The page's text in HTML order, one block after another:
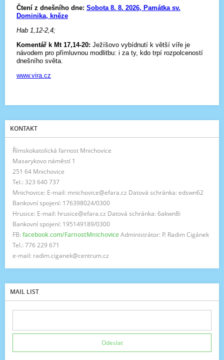
KONTAKT
Římskokatolická farnost Mnichovice
Masarykovo náměstí 1
251 64 Mnichovice
Tel.: 323 640 737
Mnichovice: E-mail: mnichovice@efara.cz Datová schránka: edswn62
Bankovní spojení: 176398024/0300
Hrusice: E-mail: hrusice@efara.cz Datová schránka: 6akwn8i
Bankovní spojení: 195149189/0300
FB: facebook.com/FarnostMnichoviceAdministrátor: P. Radim Cigánek
Tel.: 776 229 671
e-mail: radim.ciganek@centrum.cz
MAIL LIST